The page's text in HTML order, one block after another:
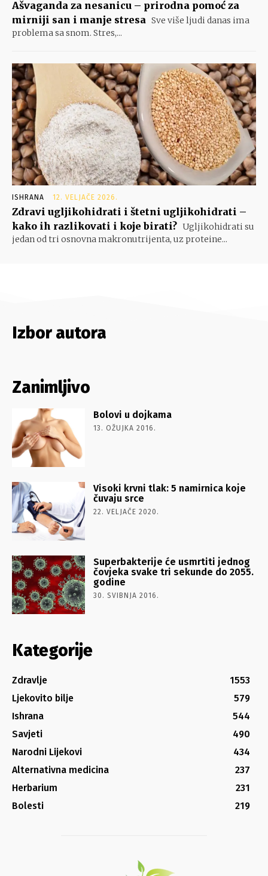
Ašvaganda za nesanicu – prirodna pomoć za
mirniji san i manje stresa Sve više ljudi danas ima
problema sa snom. Stres,...
ISHRANA 12. VELJAČE 2026.
Zdravi ugljikohidrati i štetni ugljikohidrati –
kako ih razlikovati i koje birati? Ugljikohidrati su
jedan od tri osnovna makronutrijenta, uz proteine...
Izbor autora
Zanimljivo
Bolovi u dojkama
13. OŽUJKA 2016.
Visoki krvni tlak: 5 namirnica koje
čuvaju srce
22. VELJAČE 2020.
Superbakterije će usmrtiti jednog
čovjeka svake tri sekunde do 2055.
godine
30. SVIBNJA 2016.
Kategorije
Zdravlje
1553
Ljekovito bilje
579
Ishrana
544
Savjeti
490
Narodni Lijekovi
434
Alternativna medicina
237
Herbarium
231
Bolesti
219